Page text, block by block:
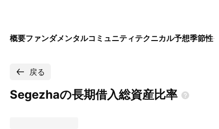
概要ファンダメンタルコミュニティテクニカル予想季節性
戻る
Segezhaの長期借入総資産比率